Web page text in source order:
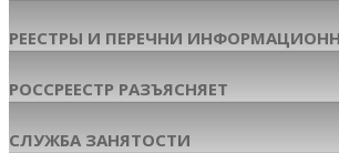
РЕЕСТРЫ И ПЕРЕЧНИ
РОССРЕЕСТР РАЗЪЯСНЯЕТ
СЛУЖБА ЗАНЯТОСТИ